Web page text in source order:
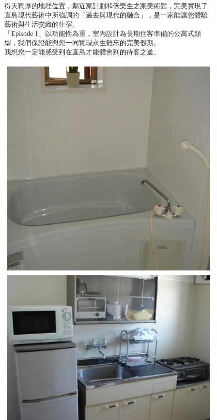
得天獨厚的地理位置，鄰近家計劃和倍樂生之家美術館，完美實現了
直島現代藝術中所強調的「過去與現代的融合」，是一家能讓您體驗
藝術與生活交織的住宿。
「Episode 1」以功能性為重，室內設計為長期住客準備的公寓式類
型，我們保證能與您一同實現永生難忘的完美假期。
我想您一定能感受到在直島才能體會到的待客之道。